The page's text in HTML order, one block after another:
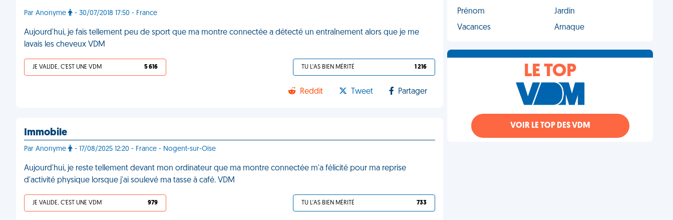
Par Anonyme - 30/07/2018 17:50 - France
Aujourd'hui, je fais tellement peu de sport que ma montre connectée a détecté un entraînement alors que je me
lavais les cheveux VDM
JE VALIDE, C'EST UNE VDM 5 616 TU L'AS BIEN MÉRITÉ 1 216
Reddit Tweet Partager
Immobile
Par Anonyme - 17/08/2025 12:20 - France - Nogent-sur-Oise
Aujourd'hui, je reste tellement devant mon ordinateur que ma montre connectée m'a félicité pour ma reprise
d'activité physique lorsque j'ai soulevé ma tasse à café. VDM
JE VALIDE, C'EST UNE VDM 979 TU L'AS BIEN MÉRITÉ 733
Prénom
Jardin
Vacances
Arnaque
LE TOP
VOIR LE TOP DES VDM